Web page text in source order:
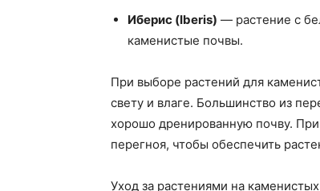
Иберис (Iberis) — растение с
каменистые почвы.
При выборе растений для
свету и влаге. Большинство из
хорошо дренированную почву.
перегноя, чтобы обеспечить
Уход за растениями на